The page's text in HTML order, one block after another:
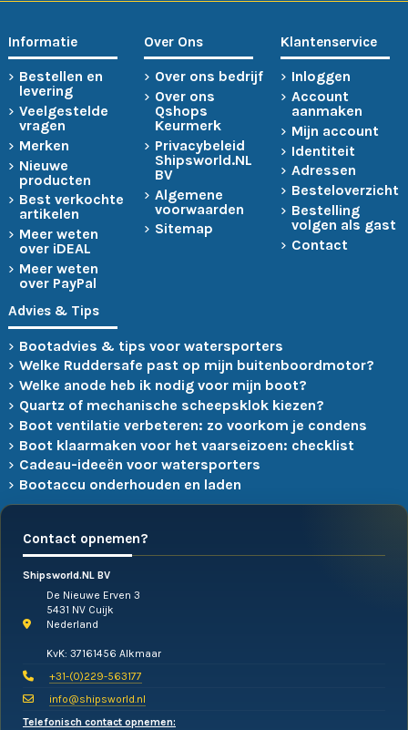
Informatie
Bestellen en
levering
Veelgestelde
vragen
Merken
Nieuwe
producten
Best verkochte
artikelen
Meer weten
over iDEAL
Meer weten
over PayPal
Over Ons
Over ons bedrijf
Over ons
Qshops
Keurmerk
Privacybeleid
Shipsworld.NL
BV
Algemene
voorwaarden
Sitemap
Klantenservice
Inloggen
Account
aanmaken
Mijn account
Identiteit
Adressen
Besteloverzicht
Bestelling
volgen als gast
Contact
Advies & Tips
Bootadvies & tips voor watersporters
Welke Ruddersafe past op mijn buitenboordmotor?
Welke anode heb ik nodig voor mijn boot?
Quartz of mechanische scheepsklok kiezen?
Boot ventilatie verbeteren: zo voorkom je condens
Boot klaarmaken voor het vaarseizoen: checklist
Cadeau-ideeën voor watersporters
Bootaccu onderhouden en laden
Contact opnemen?
Shipsworld.NL BV
De Nieuwe Erven 3
5431 NV Cuijk
Nederland
KvK: 37161456 Alkmaar
+31-(0)229-563177
info@shipsworld.nl
Telefonisch contact opnemen: